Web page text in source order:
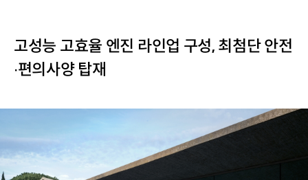
고성능 고효율 엔진 라인업 구성, 최첨단 안전
∙편의사양 탑재